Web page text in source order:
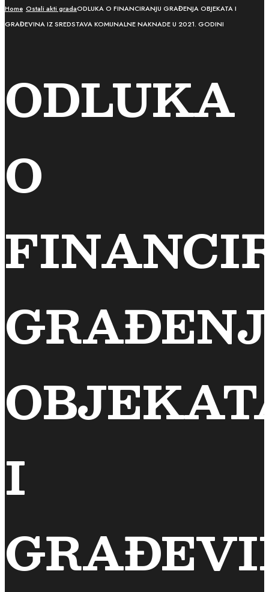
Home Ostali akti gradaODLUKA O FINANCIRANJU GRAĐENJA OBJEKATA I
GRAĐEVINA IZ SREDSTAVA KOMUNALNE NAKNADE U 2021. GODINI
ODLUKA
O
I